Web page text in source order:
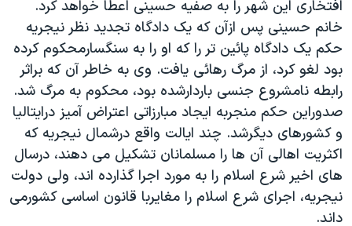
اقتصادی
علم و فناوری
اسرائیل در جنگ
گالری عکس
آرشیو پخش زنده
حمله جمهوری اسلامی به اسرائیل
رمز مهسا
ورزش زنان در ایران
اعتراضات زن، زندگی، آزادی
مجموعه مستندهای دادخواهی
تریبونال مردمی آبان ۹۸
دادگاه حمید نوری
زبانهای مختلف
افتخاری اين شهر را به صفيه حسينی اعطا خواهد کرد.
خانم حسينی پس ازآن که يک دادگاه تجديد نظر نيجريه
حکم يک دادگاه پائين تر را که او را به سنگسارمحکوم کرده
بود لغو کرد، از مرگ رهائی يافت. وی به خاطر آن که براثر
رابطه نامشروع جنسی باردارشده بود، محکوم به مرگ شد.
صدوراين حکم منجربه ايجاد مبارزاتی اعتراض آميز درايتاليا
و کشورهای ديگرشد. چند ايالت واقع درشمال نيجريه که
اکثريت اهالی آن ها را مسلمانان تشکيل می دهند، درسال
های اخير شرع اسلام را به مورد اجرا گذارده اند، ولی دولت
نيجريه، اجرای شرع اسلام را مغايربا قانون اساسی کشورمی
داند.